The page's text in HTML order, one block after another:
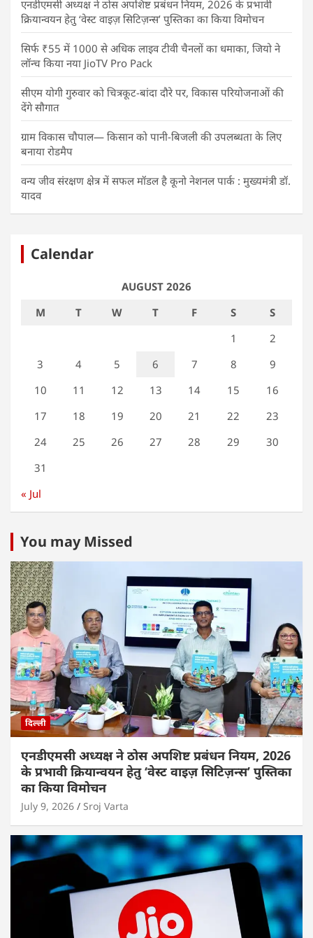
एनडीएमसी अध्यक्ष ने ठोस अपशिष्ट प्रबंधन नियम, 2026 के प्रभावी
क्रियान्वयन हेतु ‘वेस्ट वाइज़ सिटिज़न्स’ पुस्तिका का किया विमोचन
सिर्फ ₹55 में 1000 से अधिक लाइव टीवी चैनलों का धमाका, जियो ने
लॉन्च किया नया JioTV Pro Pack
सीएम योगी गुरुवार को चित्रकूट-बांदा दौरे पर, विकास परियोजनाओं की
देंगे सौगात
ग्राम विकास चौपाल— किसान को पानी-बिजली की उपलब्धता के लिए
बनाया रोडमैप
वन्य जीव संरक्षण क्षेत्र में सफल मॉडल है कूनो नेशनल पार्क : मुख्यमंत्री डॉ.
यादव
Calendar
AUGUST 2026
M
T W T F S
S
1
2
3
4 5 6 7 8
9
10
11 12 13 14 15
16
17
18 19 20 21 22
23
24
25 26 27 28 29
30
31
« Jul
You may Missed
दिल्ली
एनडीएमसी अध्यक्ष ने ठोस अपशिष्ट प्रबंधन नियम, 2026
के प्रभावी क्रियान्वयन हेतु ‘वेस्ट वाइज़ सिटिज़न्स’ पुस्तिका
का किया विमोचन
July 9, 2026 Sroj Varta